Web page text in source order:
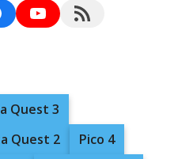
YouTubeRSS Feed
Quest 3
Quest 2
Pico 4